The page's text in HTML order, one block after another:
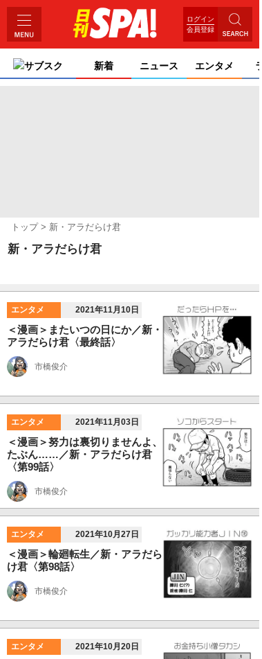
ログイン
会員登録
サブスク 新着 ニュース エンタメ
トップ 新・アラだらけ君
新・アラだらけ君
エンタメ 2021年11月10日
＜漫画＞またいつの日にか／新・
アラだらけ君〈最終話〉
市橋俊介
エンタメ 2021年11月03日
＜漫画＞努力は裏切りませんよ、
たぶん……／新・アラだらけ君
〈第99話〉
市橋俊介
エンタメ 2021年10月27日
＜漫画＞輪廻転生／新・アラだら
け君〈第98話〉
市橋俊介
エンタメ 2021年10月20日